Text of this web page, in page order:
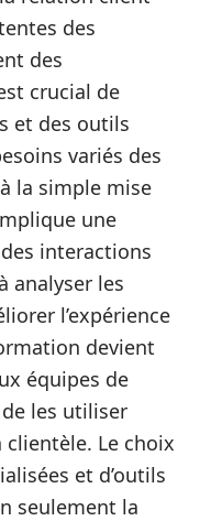
des
des
crucial de
et des outils
variés des
la simple mise
une
interactions
analyser les
l’expérience
devient
équipes de
les utiliser
Le choix
et d’outils
seulement la